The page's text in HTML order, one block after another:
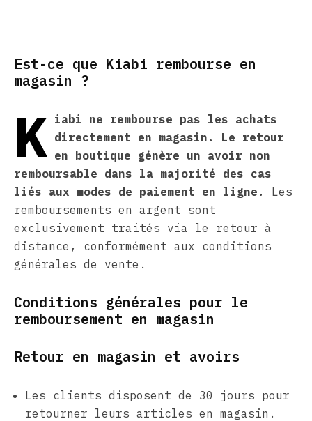
Est-ce que Kiabi rembourse en
magasin ?
K iabi ne rembourse pas les achats
directement en magasin. Le retour
en boutique génère un avoir non
remboursable dans la majorité des cas
liés aux modes de paiement en ligne.
Les
remboursements en argent sont
exclusivement traités via le retour à
distance, conformément aux conditions
générales de vente.
Conditions générales pour le
remboursement en magasin
Retour en magasin et avoirs
Les clients disposent de 30 jours pour
retourner leurs articles en magasin.